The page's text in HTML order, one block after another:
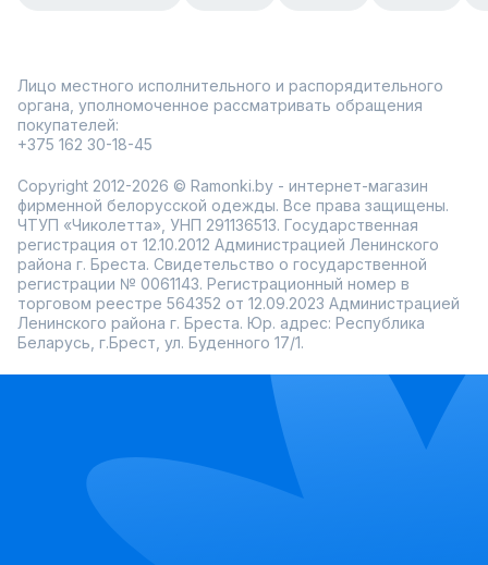
Лицо местного исполнительного и распорядительного
органа, уполномоченное рассматривать обращения
покупателей:
+375 162 30-18-45
Copyright 2012-2026 © Ramonki.by - интернет-магазин
фирменной белорусской одежды. Все права защищены.
ЧТУП «Чиколетта», УНП 291136513. Государственная
регистрация от 12.10.2012 Администрацией Ленинского
района г. Бреста. Свидетельство о государственной
регистрации № 0061143. Регистрационный номер в
торговом реестре 564352 от 12.09.2023 Администрацией
Ленинского района г. Бреста. Юр. адрес: Республика
Беларусь, г.Брест, ул. Буденного 17/1.